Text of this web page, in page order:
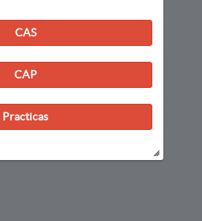
CAS
CAP
Practicas